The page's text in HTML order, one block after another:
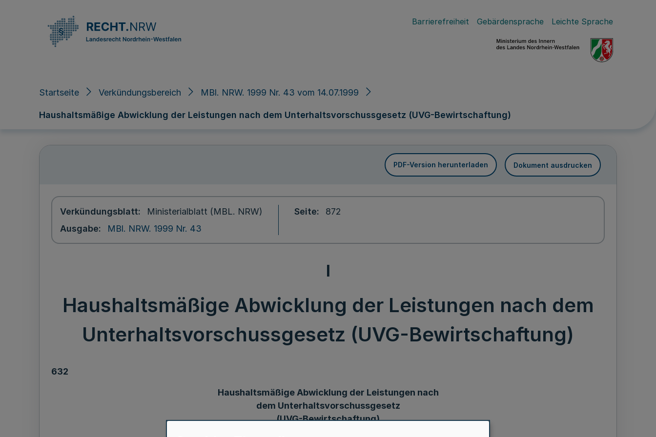
Barrierefreiheit Gebärdensprache Leichte Sprache
Startseite Verkündungsbereich MBl. NRW. 1999 Nr. 43 vom 14.07.1999
Haushaltsmäßige Abwicklung der Leistungen nach dem Unterhaltsvorschussgesetz (UVG-Bewirtschaftung)
PDF-Version herunterladen Dokument ausdrucken
Verkündungsblatt
Ministerialblatt (MBL. NRW)
Ausgabe
MBl. NRW. 1999 Nr. 43
Seite 872
I
Haushaltsmäßige Abwicklung der Leistungen nach dem
Unterhaltsvorschussgesetz (UVG-Bewirtschaftung)
632
Haushaltsmäßige Abwicklung der Leistungen nach
dem Unterhaltsvorschussgesetz
(UVG-Bewirtschaftung)